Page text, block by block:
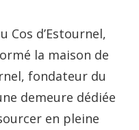
Cos d’Estournel,
la maison de
fondateur du
demeure dédiée
en pleine